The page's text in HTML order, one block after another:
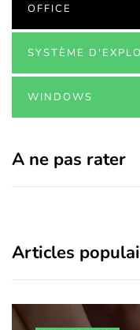
OFFICE
SYSTÈME
WINDOWS
A ne pas rater
Articles